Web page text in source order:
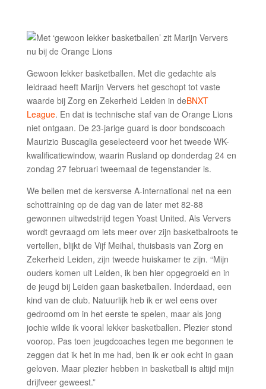
Gewoon lekker basketballen. Met die gedachte als
leidraad heeft Marijn Ververs het geschopt tot vaste
waarde bij Zorg en Zekerheid Leiden in deBNXT
League. En dat is technische staf van de Orange Lions
niet ontgaan. De 23-jarige guard is door bondscoach
Maurizio Buscaglia geselecteerd voor het tweede WK-
kwalificatiewindow, waarin Rusland op donderdag 24 en
zondag 27 februari tweemaal de tegenstander is.
We bellen met de kersverse A-international net na een
schottraining op de dag van de later met 82-88
gewonnen uitwedstrijd tegen Yoast United. Als Ververs
wordt gevraagd om iets meer over zijn basketbalroots te
vertellen, blijkt de Vijf Meihal, thuisbasis van Zorg en
Zekerheid Leiden, zijn tweede huiskamer te zijn. “Mijn
ouders komen uit Leiden, ik ben hier opgegroeid en in
de jeugd bij Leiden gaan basketballen. Inderdaad, een
kind van de club. Natuurlijk heb ik er wel eens over
gedroomd om in het eerste te spelen, maar als jong
jochie wilde ik vooral lekker basketballen. Plezier stond
voorop. Pas toen jeugdcoaches tegen me begonnen te
zeggen dat ik het in me had, ben ik er ook echt in gaan
geloven. Maar plezier hebben in basketball is altijd mijn
drijfveer geweest.”